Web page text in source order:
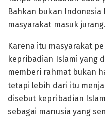
Bahkan bukan
masyarakat masuk
Karena itu masyarakat
kepribadian Islami yang
memberi rahmat bukan
tetapi lebih dari itu
disebut kepribadian
sebagai manusia yang